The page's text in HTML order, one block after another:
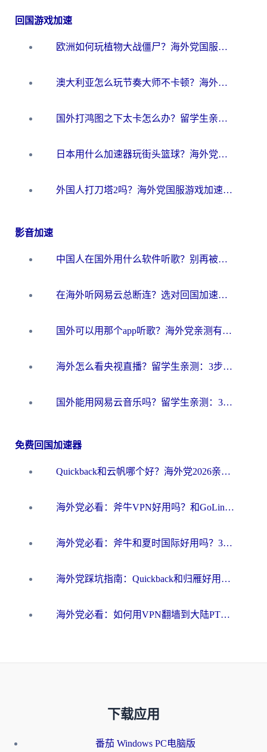
回国游戏加速
欧洲如何玩植物大战僵尸？海外党国服游戏加速避坑指南（附实测对比）
澳大利亚怎么玩节奏大师不卡顿？海外党国服游戏加速终极指南
国外打鸿图之下太卡怎么办？留学生亲测有效的国服游戏加速方案
日本用什么加速器玩街头篮球？海外党国服游戏不卡顿的终极攻略
外国人打刀塔2吗？海外党国服游戏加速避坑全攻略
影音加速
中国人在国外用什么软件听歌？别再被地域限制卡脖子，这篇教你轻松解锁国内音乐库
在海外听网易云总断连？选对回国加速器，告别地区限制和卡顿
国外可以用那个app听歌？海外党亲测有效的回国加速方案，轻松听国内音乐听书
海外怎么看央视直播？留学生亲测：3步解决版权限制+追剧自由
国外能用网易云音乐吗？留学生亲测：3步解决海外听歌难题
免费回国加速器
Quickback和云帆哪个好？海外党2026亲测指南：选对加速器大陆工具，无缝刷国内剧玩国服
海外党必看：斧牛VPN好用吗？和GoLinkVPN对比哪个回国效果更好？
海外党必看：斧牛和夏时国际好用吗？3步选对回国加速器，无缝刷国内资源
海外党踩坑指南：Quickback和归雁好用吗？选对加速器才能无缝刷国内资源
海外党必看：如何用VPN翻墙到大陆PTT？一篇解决你所有回国加速痛点
下载应用
番茄 Windows PC电脑版